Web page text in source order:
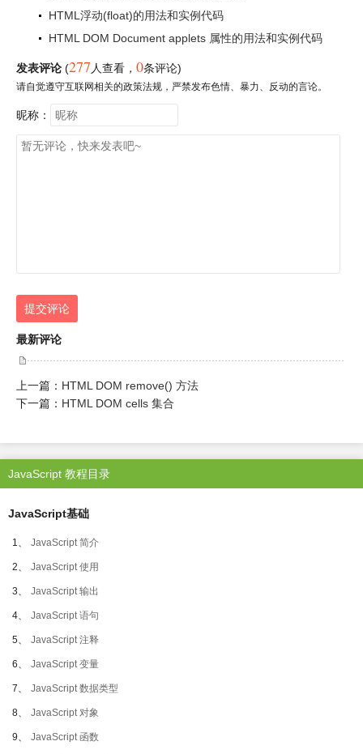
HTML浮动(float)的用法和实例代码
HTML DOM Document applets 属性的用法和实例代码
发表评论 (277 人查看 ， 0条评论)
请自觉遵守互联网相关的政策法规，严禁发布色情、暴力、反动的言论。
昵称：
提交评论
最新评论
上一篇： HTML DOM remove() 方法
下一篇： HTML DOM cells 集合
JavaScript 教程目录
JavaScript基础
1、 JavaScript 简介
2、 JavaScript 使用
3、 JavaScript 输出
4、 JavaScript 语句
5、 JavaScript 注释
6、 JavaScript 变量
7、 JavaScript 数据类型
8、 JavaScript 对象
9、 JavaScript 函数